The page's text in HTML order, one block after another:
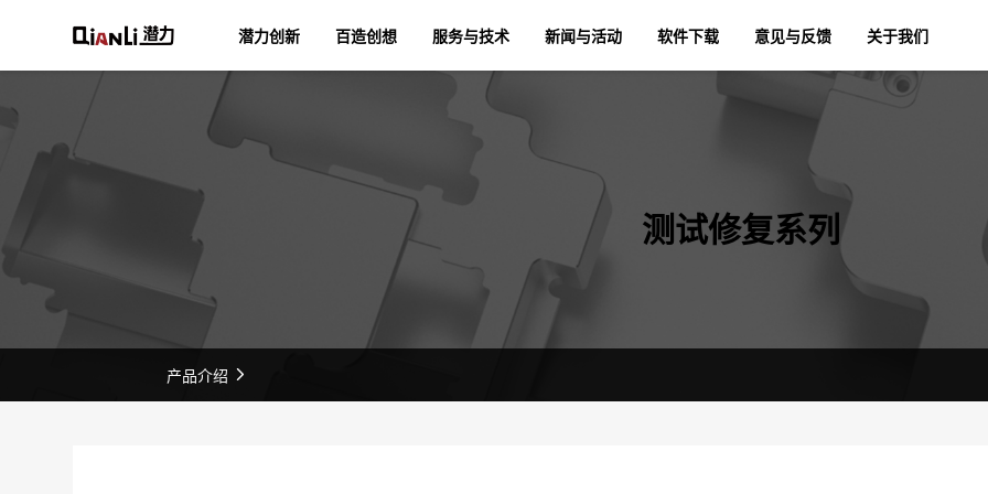
潜力创新 百造创想 服务与技术 新闻与活动 软件下载 意见与反馈 关于我们
测试修复系列
产品介绍